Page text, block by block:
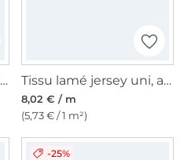
Tissu panne de velours, bordeaux Tissu lamé jersey uni, argent
8,02 € / m
(5,73 € / 1 m²)
-25%